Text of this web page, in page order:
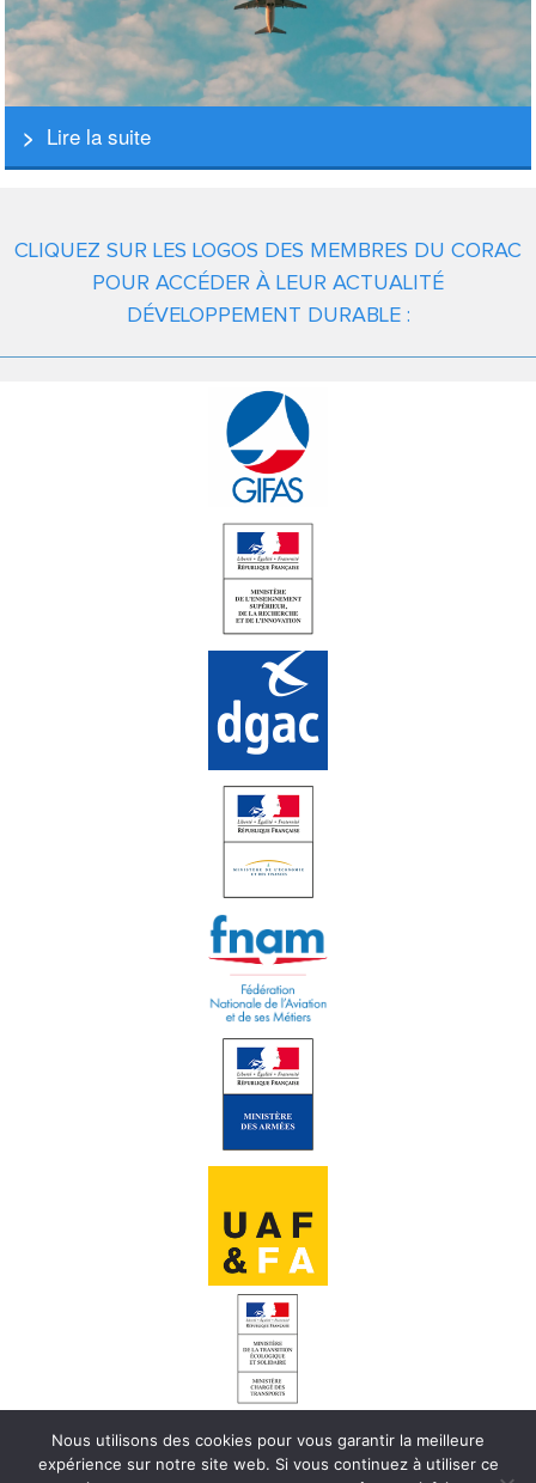
Lire la suite
CLIQUEZ SUR LES LOGOS DES MEMBRES DU CORAC
POUR ACCÉDER À LEUR ACTUALITÉ
DÉVELOPPEMENT DURABLE :
INFORMATIONS LÉGALES
Nous utilisons des cookies pour vous garantir la meilleure
expérience sur notre site web. Si vous continuez à utiliser ce